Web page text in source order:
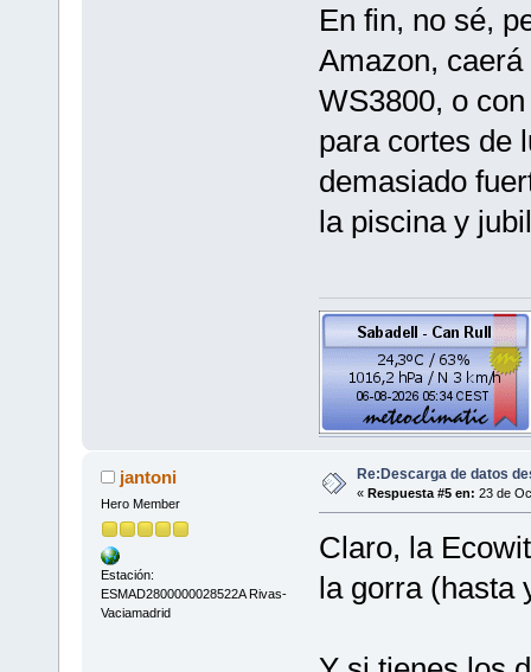
En fin, no sé,
Amazon,
WS3800, o
para cortes de
demasiado
la piscina y
jantoni
Hero Member
Estación:
ESMAD2800000028522A Rivas-
Vaciamadrid
Re:Descarga de datos
« Respuesta #5 en: 23 de
Claro, la
la gorra (hasta